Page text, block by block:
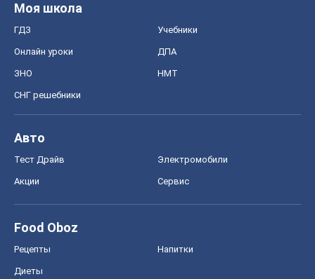
Моя школа
ГДЗ Учебники
Онлайн уроки ДПА
ЗНО НМТ
СНГ решебники
Авто
Тест Драйв Электромобили
Акции Сервис
Food Oboz
Рецепты Напитки
Диеты